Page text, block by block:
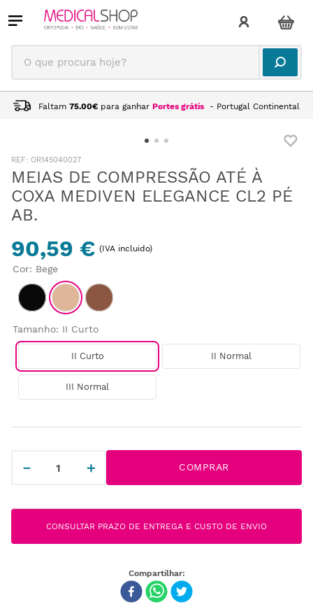
O que procura hoje?
Faltam 75.00€ para ganhar Portes grátis - Portugal Continental
: OR145040027
MEIAS DE COMPRESSÃO ATÉ À
COXA MEDIVEN ELEGANCE CL2 PÉ
AB.
90,59 € (IVA incluido)
Cor: Bege
Tamanho: II Curto
II Curto II Normal
III Normal
＋
－ COMPRAR
CONSULTAR PRAZO DE ENTREGA E CUSTO DE ENVIO